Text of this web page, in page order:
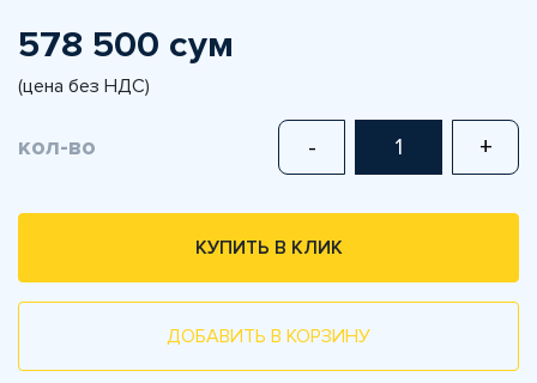
578 500 сум
(цена без НДС)
кол-во - +
КУПИТЬ В КЛИК
ДОБАВИТЬ В КОРЗИНУ